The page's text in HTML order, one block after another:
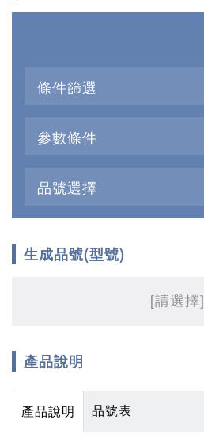
條件篩選
參數條件
品號選擇
生成品號(型號)
[請選擇]
產品說明
產品說明 品號表